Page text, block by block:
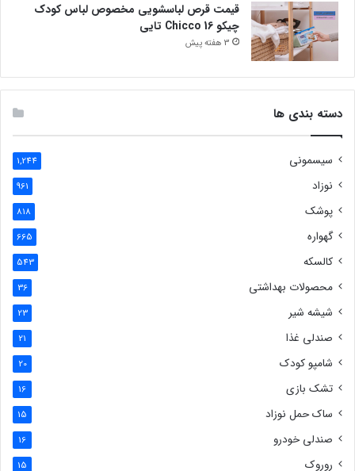
قیمت قرص لباسشویی مخصوص لباس کودک
چیکو Chicco 16 تایی
3 هفته پیش
دسته بندی ها
سیسمونی 1,244
نوزاد 961
پوشک 818
گهواره 665
کالسکه 543
محصولات بهداشتی 36
شیشه شیر 23
صندلی غذا 21
شامپو کودک 20
تشک بازی 16
ساک حمل نوزاد 15
صندلی خودرو 16
روروک 15